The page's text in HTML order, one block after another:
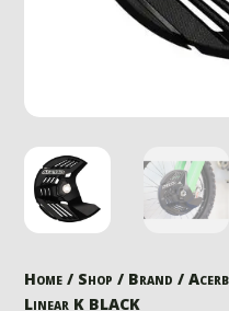
Home / Shop / Brand /
Linear K BLACK